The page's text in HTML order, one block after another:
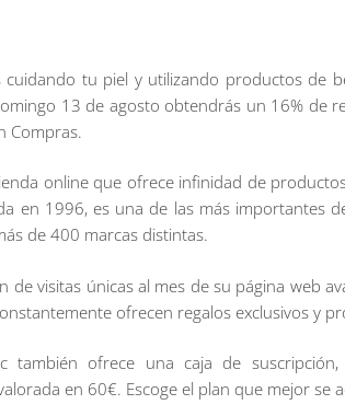
cuidando tu piel y utilizando productos de
13 de agosto obtendrás un 16% de
Compras.
online que ofrece infinidad de
en 1996, es una de las más importantes
de 400 marcas distintas.
de visitas únicas al mes de su página web
ofrecen regalos exclusivos y
también ofrece una caja de
en 60€. Escoge el plan que mejor se